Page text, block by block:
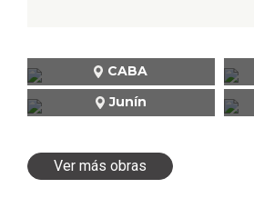
CABA
Junín
Ver más obras